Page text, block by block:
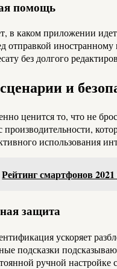
помощь
в каком приложении
отправкой
без долгого
и
ценится то, что не
производительности,
использования
Рейтинг смартфонов
защита
ускоряет
подсказки
ручной